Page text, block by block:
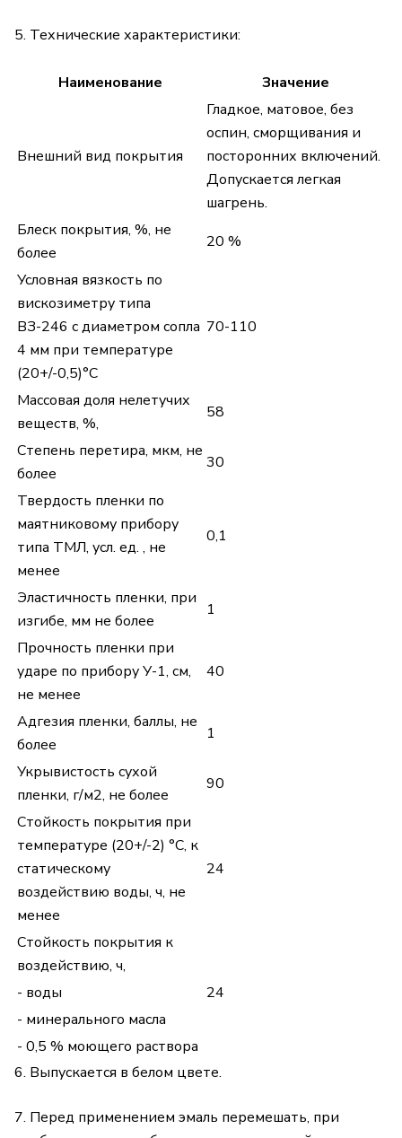
5. Технические характеристики:
Наименование Значение
Внешний вид покрытия
Гладкое, матовое, без
оспин, сморщивания и
посторонних включений.
Допускается легкая
шагрень.
Блеск покрытия, %, не
более
20 %
Условная вязкость по
вискозиметру типа
ВЗ-246 с диаметром сопла
4 мм при температуре
(20+/-0,5)°С
70-110
Массовая доля нелетучих
веществ, %,
58
Степень перетира, мкм, не
более
30
Твердость пленки по
маятниковому прибору
типа ТМЛ, усл. ед. , не
менее
0,1
Эластичность пленки, при
изгибе, мм не более
1
Прочность пленки при
ударе по прибору У-1, см,
не менее
40
Адгезия пленки, баллы, не
более
1
Укрывистость сухой
пленки, г/м2, не более
90
Стойкость покрытия при
температуре (20+/-2) °С, к
статическому
воздействию воды, ч, не
менее
24
Стойкость покрытия к
воздействию, ч,
- воды
24
- минерального масла
- 0,5 % моющего раствора
6. Выпускается в белом цвете.
7. Перед применением эмаль перемешать, при